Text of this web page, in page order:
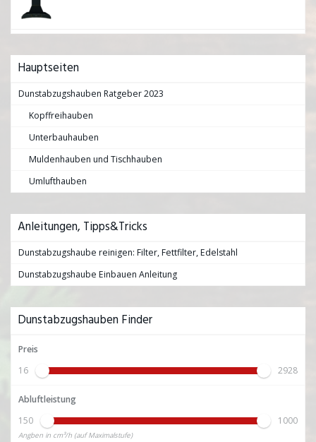
Hauptseiten
Dunstabzugshauben Ratgeber 2023
Kopffreihauben
Unterbauhauben
Muldenhauben und Tischhauben
Umlufthauben
Anleitungen, Tipps&Tricks
Dunstabzugshaube reinigen: Filter, Fettfilter, Edelstahl
Dunstabzugshaube Einbauen Anleitung
Dunstabzugshauben Finder
Preis
16
2928
Abluftleistung
150
1000
Angben in cm³/h (auf Maximalstufe)